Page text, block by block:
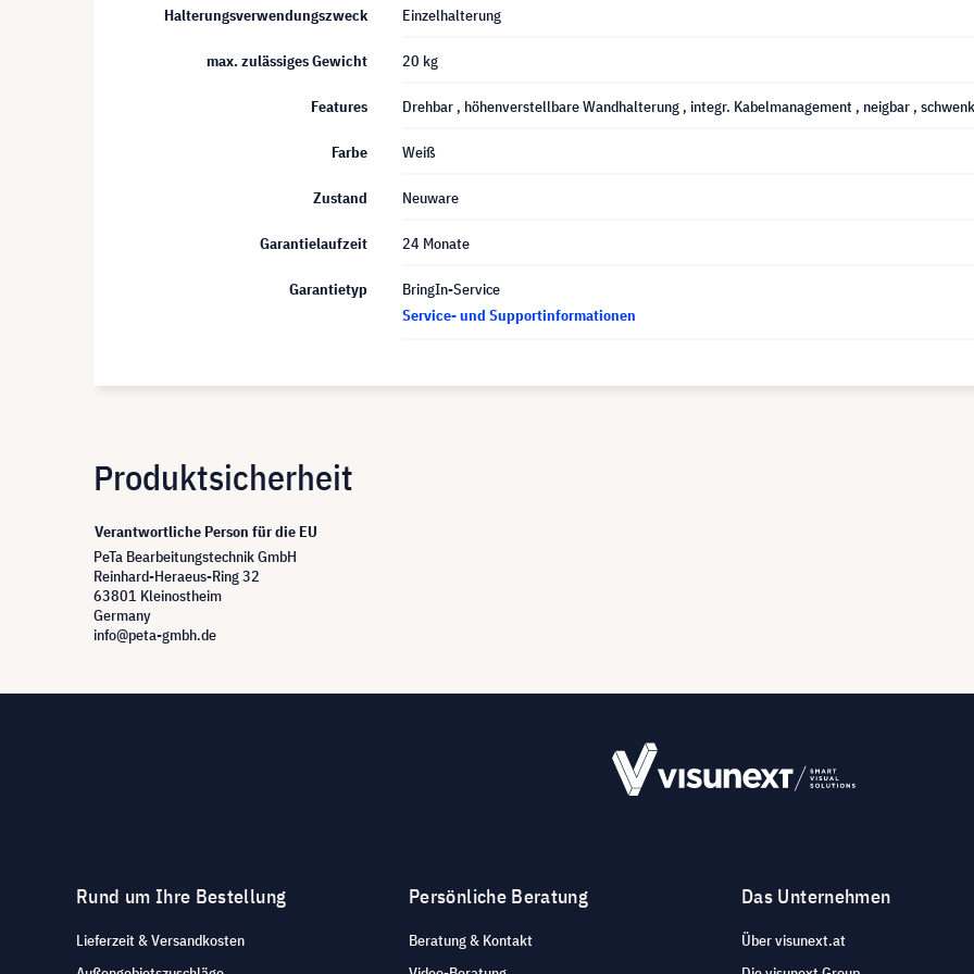
Halterungsverwendungszweck Einzelhalterung
max. zulässiges Gewicht 20 kg
Features Drehbar , höhenverstellbare Wandhalterung , integr. Kabelmanagement , neigbar ,
Farbe Weiß
Zustand Neuware
Garantielaufzeit 24 Monate
Garantietyp
BringIn-Service
Service- und Supportinformationen
Produktsicherheit
Verantwortliche Person für die EU
PeTa Bearbeitungstechnik GmbH
Reinhard-Heraeus-Ring 32
63801 Kleinostheim
Germany
info@peta-gmbh.de
Rund um Ihre Bestellung
Lieferzeit & Versandkosten
Persönliche Beratung
Beratung & Kontakt
Das Unternehmen
Über visunext.at